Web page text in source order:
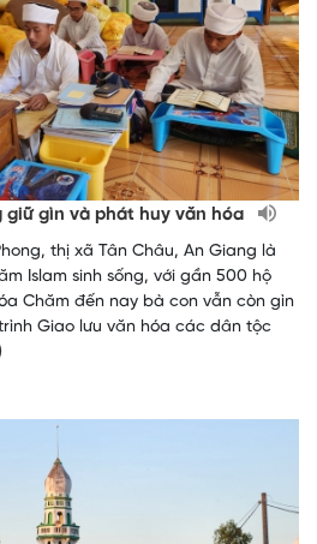
giữ gìn và phát huy văn hóa
thị xã Tân Châu, An Giang là
Islam sinh sống, với gần 500 hộ
Chăm đến nay bà con vẫn còn gìn
Giao lưu văn hóa các dân tộc